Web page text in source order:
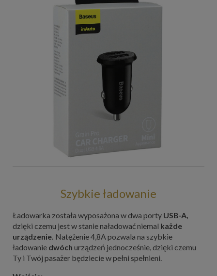
Szybkie ładowanie
Ładowarka została wyposażona w dwa porty USB-A,
dzięki czemu jest w stanie naładować niemal każde
urządzenie. Natężenie 4,8A pozwala na szybkie
ładowanie dwóch urządzeń jednocześnie, dzięki czemu
Ty i Twój pasażer będziecie w pełni spełnieni.